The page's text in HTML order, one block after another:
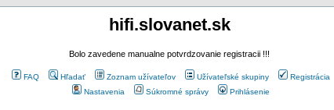
hifi.slovanet.sk
Bolo zavedene manualne potvrdzovanie registracii !!!
FAQ Hľadať Zoznam užívateľov Užívateľské skupiny
Registrácia
Nastavenia
Súkromné správy Prihlásenie